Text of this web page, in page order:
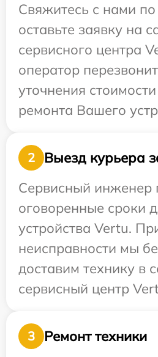
Свяжитесь с нами
оставьте заявку на
сервисного центра
оператор
уточнения
ремонта Вашего
2
Выезд курьера
Сервисный инженер
оговоренные сроки
устройства Vertu.
неисправности мы
доставим технику в
сервисный центр
3
Ремонт техники